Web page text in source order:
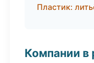
Пластик:
Компании в